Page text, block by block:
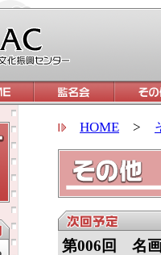
HOME >
第006回 名